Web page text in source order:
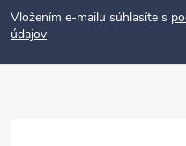
t
Vložením e-mailu súhlasíte s
údajov